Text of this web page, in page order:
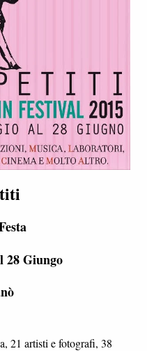
28 Giungo
21 artisti e fotografi, 38